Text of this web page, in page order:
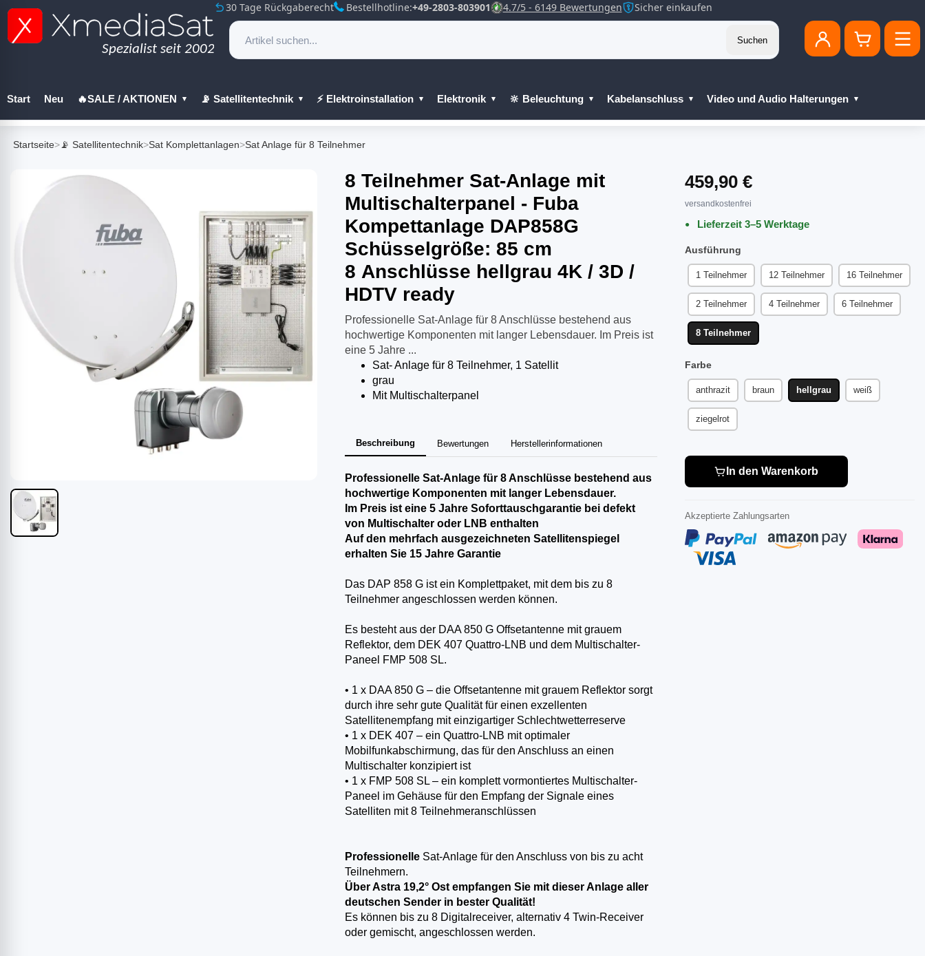
30 Tage Rückgaberecht Bestellhotline:+49-2803-803901 4.7/5 - 6149 Bewertungen Sicher einkaufen
Suchen
Start Neu 🔥SALE / AKTIONEN 📡 Satellitentechnik ⚡ Elektroinstallation Elektronik 🔆 Beleuchtung Kabelanschluss Video und Audio Halterungen
🔧 Werkzeug
Startseite>📡 Satellitentechnik>Sat Komplettanlagen>Sat Anlage für 8 Teilnehmer
8 Teilnehmer Sat-Anlage mit
Multischalterpanel - Fuba
Kompettanlage DAP858G
Schüsselgröße: 85 cm
8 Anschlüsse hellgrau 4K / 3D /
HDTV ready
Professionelle Sat-Anlage für 8 Anschlüsse bestehend aus
hochwertige Komponenten mit langer Lebensdauer. Im Preis ist
eine 5 Jahre ...
Sat- Anlage für 8 Teilnehmer, 1 Satellit
grau
Mit Multischalterpanel
Beschreibung Bewertungen Herstellerinformationen
Professionelle Sat-Anlage für 8 Anschlüsse bestehend aus
hochwertige Komponenten mit langer Lebensdauer.
Im Preis ist eine 5 Jahre Soforttauschgarantie bei defekt
von Multischalter oder LNB enthalten
Auf den mehrfach ausgezeichneten Satellitenspiegel
erhalten Sie 15 Jahre Garantie
Das DAP 858 G ist ein Komplettpaket, mit dem bis zu 8
Teilnehmer angeschlossen werden können.
Es besteht aus der DAA 850 G Offsetantenne mit grauem
Reflektor, dem DEK 407 Quattro-LNB und dem Multischalter-
Paneel FMP 508 SL.
• 1 x DAA 850 G – die Offsetantenne mit grauem Reflektor sorgt
durch ihre sehr gute Qualität für einen exzellenten
Satellitenempfang mit einzigartiger Schlechtwetterreserve
• 1 x DEK 407 – ein Quattro-LNB mit optimaler
Mobilfunkabschirmung, das für den Anschluss an einen
Multischalter konzipiert ist
• 1 x FMP 508 SL – ein komplett vormontiertes Multischalter-
Paneel im Gehäuse für den Empfang der Signale eines
Satelliten mit 8 Teilnehmeranschlüssen
ProfessionelleSat-Anlage für den Anschluss von bis zu acht
Teilnehmern.
Über Astra 19,2° Ost empfangen Sie mit dieser Anlage aller
deutschen Sender in bester Qualität!
Es können bis zu 8 Digitalreceiver, alternativ 4 Twin-Receiver
oder gemischt, angeschlossen werden.
459,90 €
versandkostenfrei
Lieferzeit 3–5 Werktage
Ausführung
1 Teilnehmer 12 Teilnehmer 16 Teilnehmer
2 Teilnehmer 4 Teilnehmer 6 Teilnehmer
8 Teilnehmer
Farbe
anthrazit braun hellgrau weiß
ziegelrot
In den Warenkorb
Akzeptierte Zahlungsarten